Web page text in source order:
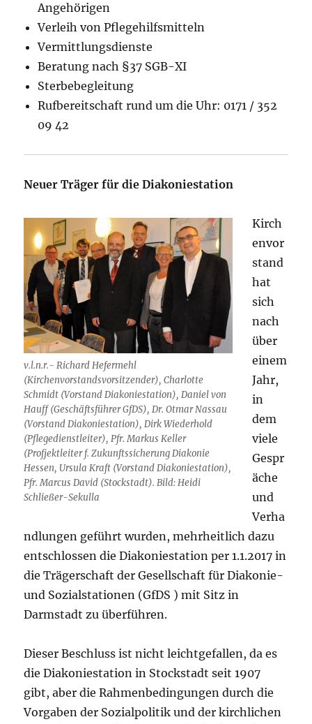
Angehörigen
Verleih von Pflegehilfsmitteln
Vermittlungsdienste
Beratung nach §37 SGB-XI
Sterbebegleitung
Rufbereitschaft rund um die Uhr: 0171 / 352
09 42
Neuer Träger für die Diakoniestation
v.l.n.r.- Richard Hefermehl
(Kirchenvorstandsvorsitzender), Charlotte
Schmidt (Vorstand Diakoniestation), Daniel von
Hauff (Geschäftsführer GfDS), Dr. Otmar Nassau
(Vorstand Diakoniestation), Dirk Wiederhold
(Pflegedienstleiter), Pfr. Markus Keller
(Profjektleiter f. Zukunftssicherung Diakonie
Hessen, Ursula Kraft (Vorstand Diakoniestation),
Pfr. Marcus David (Stockstadt). Bild: Heidi
Schließer-Sekulla
Kirch
envor
stand
hat
sich
nach
über
einem
Jahr,
in
dem
viele
Gespr
äche
und
Verha
ndlungen geführt wurden, mehrheitlich dazu
entschlossen die Diakoniestation per 1.1.2017 in
die Trägerschaft der Gesellschaft für Diakonie-
und Sozialstationen (GfDS ) mit Sitz in
Darmstadt zu überführen.
Dieser Beschluss ist nicht leichtgefallen, da es
die Diakoniestation in Stockstadt seit 1907
gibt, aber die Rahmenbedingungen durch die
Vorgaben der Sozialpolitik und der kirchlichen